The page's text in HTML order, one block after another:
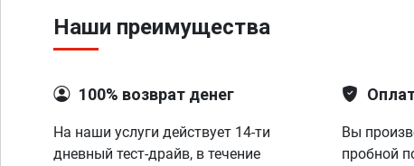
Наши преимущества
100% возврат денег
На наши услуги действует 14-ти
дневный тест-драйв, в течение
Вы
пробной